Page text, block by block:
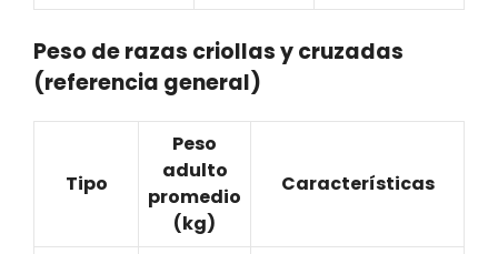
Peso de razas criollas y cruzadas
(referencia general)
Tipo
Peso
adulto
promedio
(kg)
Características